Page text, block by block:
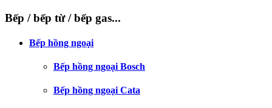
Bếp / bếp từ / bếp gas...
Bếp hồng ngoại
Bếp hồng ngoại Bosch
Bếp hồng ngoại Cata